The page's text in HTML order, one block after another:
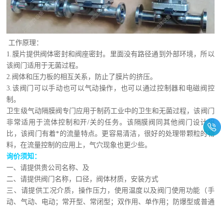
工作原理：
1.膜片提供阀体密封和阀座密封。里面没有路径通到外部环境，所以
该阀门适用于无菌过程。
2.阀体和压力板的相互关系，防止了膜片的挤压。
3.该阀门可以手动也可以气动操作，也可以通过控制器和电磁阀控
制。
卫生级气动隔膜阀专门应用于制药工业中的卫生和无菌过程，该阀门
非常适用于流体控制和开/关的任务。该隔膜阀同其他阀门设计相
比，该阀门有着*的流量特点。更容易清洁，很好的处理带颗粒的物
料，在流量控制的应用上，气穴现象也更少些。
询价须知：
一、请提供贵公司名称、及
二、请提供阀门名称，口径，阀体材质，安装方式
三、请提供工况介质，操作压力，使用温度以及阀门使用功能（手
动、气动、电动；常开型、常闭型；双作用、单作用；防爆型或普通